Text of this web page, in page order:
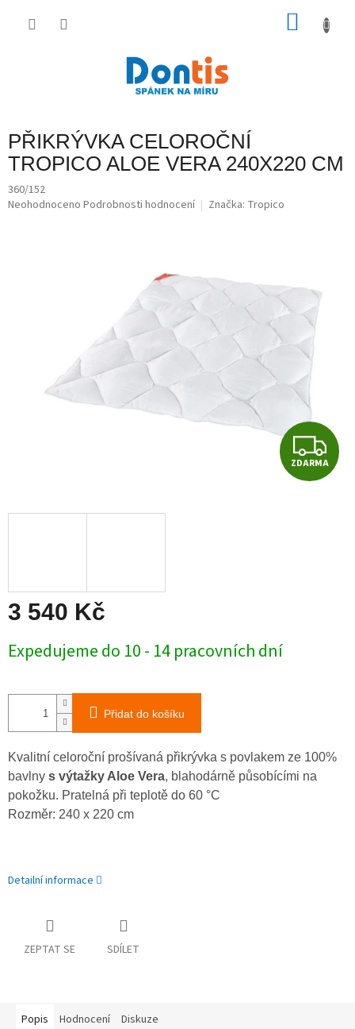
PŘIKRÝVKA CELOROČNÍ
TROPICO ALOE VERA 240X220 CM
360/152
Průměrné
Neohodnoceno Podrobnosti hodnocení Značka: Tropico
Z
D
ZDARMA
3 540 Kč
cena:
Expedujeme do 10 - 14 pracovních dní
Přidat do košíku
Kvalitní celoroční prošívaná přikrývka s povlakem ze 100%
bavlny s výtažky Aloe Vera, blahodárně působícími na
pokožku. Pratelná při teplotě do 60 °C
Rozměr: 240 x 220 cm
Detailní informace
ZEPTAT SE SDÍLET
Popis Hodnocení Diskuze